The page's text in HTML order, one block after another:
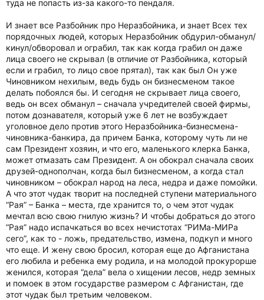
туда не попасть из-за какого-то пендаля.
И знает все Разбойник про Неразбойника, и знает Всех тех
порядочных людей, которых Неразбойник обдурил-обманул/
кинул/обворовал и ограбил, так как когда грабил он даже
лица своего не скрывал (в отличие от Разбойника, который
если и грабил, то лицо свое прятал), так как был Он уже
Чиновником нехилым, ведь будь он бизнесменом такое
делать побоялся бы. И сегодня не скрывает лица своего,
ведь он всех обманул – сначала учредителей своей фирмы,
потом дознавателя, который уже 6 лет не возбуждает
уголовное дело против этого Неразбойника-бизнесмена-
чиновника-банкира, да причем Банка, которому чуть ли не
сам Президент хозяин, и что его, маленького клерка Банка,
может отмазать сам Президент. А он обокрал сначала своих
друзей-однополчан, когда был бизнесменом, а когда стал
чиновником – обокрал народ на леса, недра и даже помойки.
А что этот чудак творит на последней ступени материального
“Рая” – Банка – места, где хранится то, о чем этот чудак
мечтал всю свою гнилую жизнь? И чтобы добраться до этого
“Рая” надо испачкаться во всех нечистотах “РИМа-МИРа
сего”, как то - ложь, предательство, измена, подкуп и много
что еще. И жену свою бросил, которая еще до Афганистана
его любила и ребенка ему родила, и на молодой прокурорше
женился, которая “дела” вела о хищении лесов, недр земных
и помоек в этом государстве размером с Афганистан, где
этот чудак был третьим человеком.